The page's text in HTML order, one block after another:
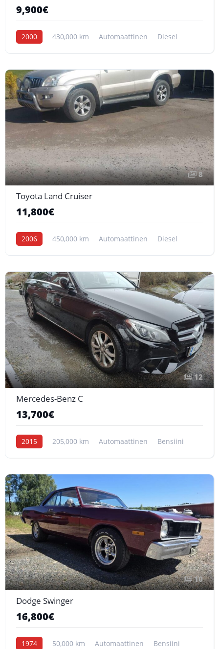
9,900€
2000 430,000 km Automaattinen Diesel
8
Toyota Land Cruiser
11,800€
2006 450,000 km Automaattinen Diesel
12
Mercedes-Benz C
13,700€
2015 205,000 km Automaattinen Bensiini
10
Dodge Swinger
16,800€
1974 50,000 km Automaattinen Bensiini